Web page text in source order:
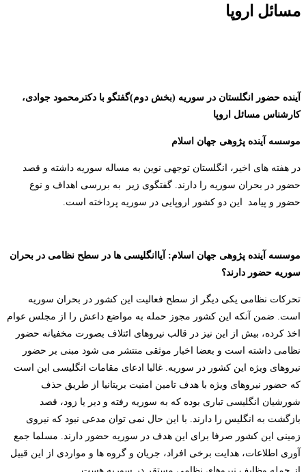
مسائل اروپا
آینده حضور انگلستان در سوریه (بخش دوم)گفتگو با دکترمحمود جوادی،
کارشناس مسائل اروپا
موسسه آینده پژوهی جهان اسلام
در هفته های اخیر، انگلستان توجهی نوین به مساله سوریه داشته و قصد
حضور در بحران سوریه را دارند. گفتگوی زیر
به بررسی اهداف و نوع
حضور و پیامد
این دو کشور اروپایی در سوریه پرداخته است.
موسسه آینده پژوهی جهان اسلام: آیاانگلیسی ها در سطح نظامی در بحران
سوریه حضور دارند؟
تحرکات نظامی یکی دیگر از سطح فعالیت این کشور در بحران سوریه
است. ضمن آنکه این کشور مجوز حمله به مواضع داعش را از مجلس عوام
اخذ کرده، بیش از این نیز در قالب نیروهای ائتلاف بصورت مخفیانه حضور
نظامی داشته است و بعضا اخبار موثقی منتشر می شود مبنی بر حضور
نیروهای ویژه این کشور در سوریه. غالبا ادعای مقامات انگلیسی این است
که حضور نیروهای ویژه با هدف تامین امنیت بریتانیا از طریق حذف
شورشیان انگلیسی تباری بوده که به سوریه رفته و دیر یا زود، قصد
بازگشت به انگلیس را دارند. با این حال نمی توان مدعی نبود که نیروی
زمینی این کشور صرفا برای این هدف در سوریه حضور دارند. مسلما جمع
آوری اطلاعات، هدایت برخی افراد، جریان و گروه ها و مواردی از این قبیل